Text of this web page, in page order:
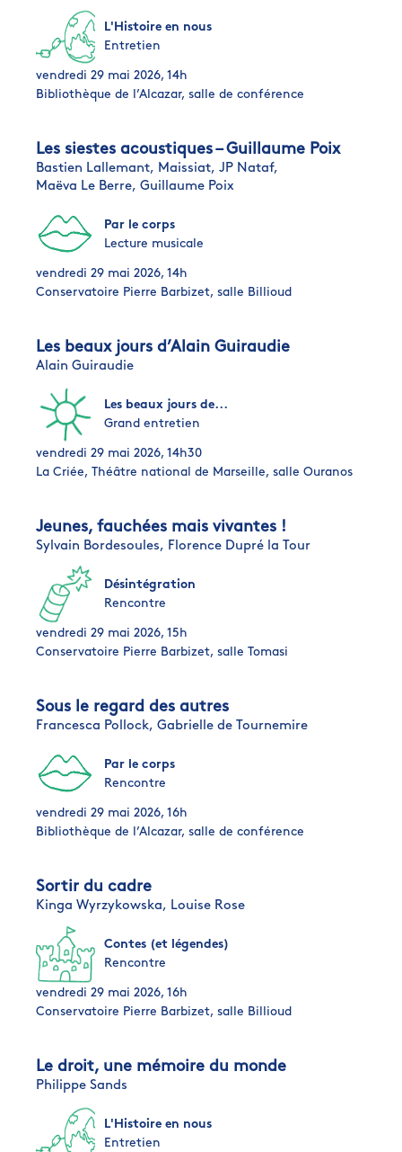
L'Histoire en nous
Entretien
vendredi 29 mai 2026, 14h
Bibliothèque de l’Alcazar, salle de conférence
Les siestes acoustiques – Guillaume Poix
Bastien Lallemant, Maissiat, JP Nataf,
Maëva Le Berre, Guillaume Poix
Par le corps
Lecture musicale
vendredi 29 mai 2026, 14h
Conservatoire Pierre Barbizet, salle Billioud
Les beaux jours d’Alain Guiraudie
Alain Guiraudie
Les beaux jours de...
Grand entretien
vendredi 29 mai 2026, 14h30
La Criée, Théâtre national de Marseille, salle Ouranos
Jeunes, fauchées mais vivantes !
Sylvain Bordesoules, Florence Dupré la Tour
Désintégration
Rencontre
vendredi 29 mai 2026, 15h
Conservatoire Pierre Barbizet, salle Tomasi
Sous le regard des autres
Francesca Pollock, Gabrielle de Tournemire
Par le corps
Rencontre
vendredi 29 mai 2026, 16h
Bibliothèque de l’Alcazar, salle de conférence
Sortir du cadre
Kinga Wyrzykowska, Louise Rose
Contes (et légendes)
Rencontre
vendredi 29 mai 2026, 16h
Conservatoire Pierre Barbizet, salle Billioud
Le droit, une mémoire du monde
Philippe Sands
L'Histoire en nous
Entretien